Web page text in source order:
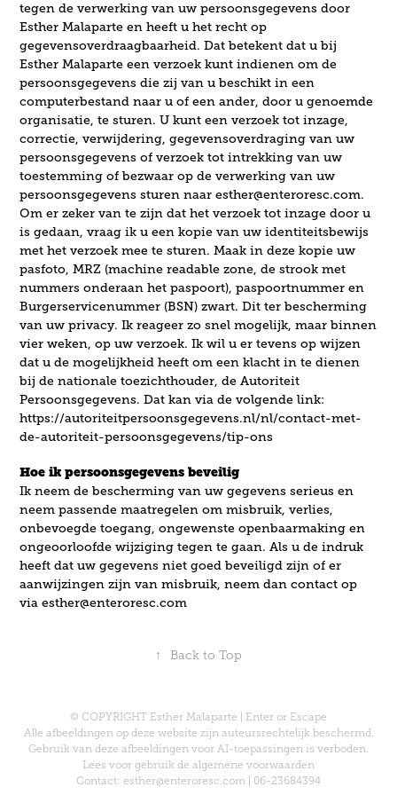
tegen de verwerking van uw persoonsgegevens door
Esther Malaparte en heeft u het recht op
gegevensoverdraagbaarheid. Dat betekent dat u bij
Esther Malaparte een verzoek kunt indienen om de
persoonsgegevens die zij van u beschikt in een
computerbestand naar u of een ander, door u genoemde
organisatie, te sturen. U kunt een verzoek tot inzage,
correctie, verwijdering, gegevensoverdraging van uw
persoonsgegevens of verzoek tot intrekking van uw
toestemming of bezwaar op de verwerking van uw
persoonsgegevens sturen naar esther@enteroresc.com.
Om er zeker van te zijn dat het verzoek tot inzage door u
is gedaan, vraag ik u een kopie van uw identiteitsbewijs
met het verzoek mee te sturen. Maak in deze kopie uw
pasfoto, MRZ (machine readable zone, de strook met
nummers onderaan het paspoort), paspoortnummer en
Burgerservicenummer (BSN) zwart. Dit ter bescherming
van uw privacy. Ik reageer zo snel mogelijk, maar binnen
vier weken, op uw verzoek. Ik wil u er tevens op wijzen
dat u de mogelijkheid heeft om een klacht in te dienen
bij de nationale toezichthouder, de Autoriteit
Persoonsgegevens. Dat kan via de volgende link:
https://autoriteitpersoonsgegevens.nl/nl/contact-met-
de-autoriteit-persoonsgegevens/tip-ons
Hoe ik persoonsgegevens beveilig
Ik neem de bescherming van uw gegevens serieus en
neem passende maatregelen om misbruik, verlies,
onbevoegde toegang, ongewenste openbaarmaking en
ongeoorloofde wijziging tegen te gaan. Als u de indruk
heeft dat uw gegevens niet goed beveiligd zijn of er
aanwijzingen zijn van misbruik, neem dan contact op
via esther@enteroresc.com
↑ Back to Top
© COPYRIGHT Esther Malaparte | Enter or Escape
Alle afbeeldingen op deze website zijn auteursrechtelijk beschermd.
Gebruik van deze afbeeldingen voor AI-toepassingen is verboden.
Lees voor gebruik de algemene voorwaarden
Contact: esther@enteroresc.com | 06-23684394